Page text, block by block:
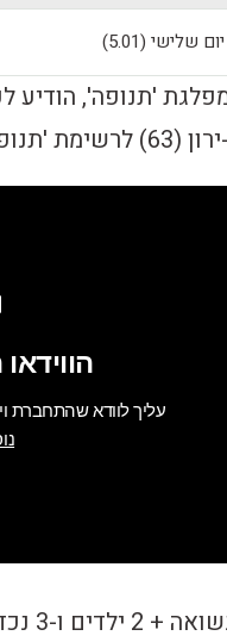
'תנופה', הודיע
לכנסת'.
רות